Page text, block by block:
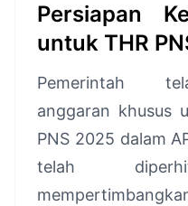
Persiapan
untuk THR
Pemerintah
anggaran khusus
PNS 2025 dalam
telah